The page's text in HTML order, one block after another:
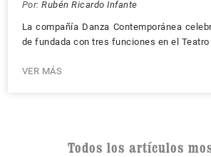
Por: Rubén Ricardo Infante
La compañía Danza Contemporánea
de fundada con tres funciones en el Teatro
VER MÁS
Todos los artículos